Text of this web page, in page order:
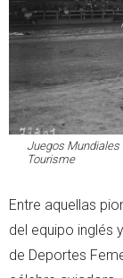
Juegos Mundiales
Tourisme
Entre aquellas
del equipo inglés
de Deportes